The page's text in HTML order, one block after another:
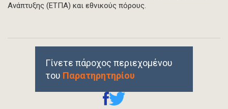
Ανάπτυξης (ΕΤΠΑ) και εθνικούς πόρους.
Γίνετε πάροχος περιεχομένου
του Παρατηρητηρίου